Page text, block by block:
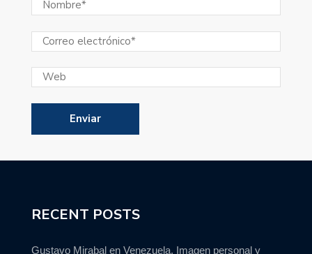
RECENT POSTS
Gustavo Mirabal en Venezuela, Imagen personal y